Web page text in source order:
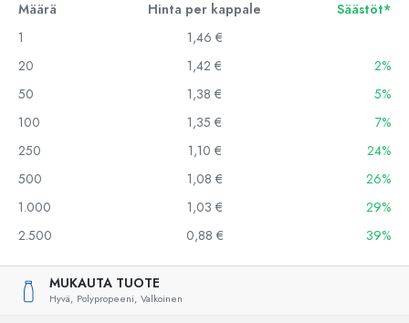
Määrä Hinta per kappale
Säästöt*
1
1,46 €
20
1,42 €
2%
50
1,38 €
5%
100
1,35 €
7%
250
1,10 €
24%
500
1,08 €
26%
1.000
1,03 €
29%
2.500
0,88 € 39%
MUKAUTA TUOTE
Hyvä, Polypropeeni, Valkoinen